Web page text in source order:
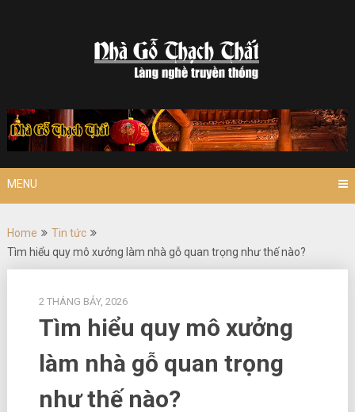
MENU
Home
Tin tức
Tìm hiểu quy mô xưởng làm nhà gỗ quan trọng như thế nào?
2 THÁNG BẢY, 2026
Tìm hiểu quy mô xưởng
làm nhà gỗ quan trọng
như thế nào?